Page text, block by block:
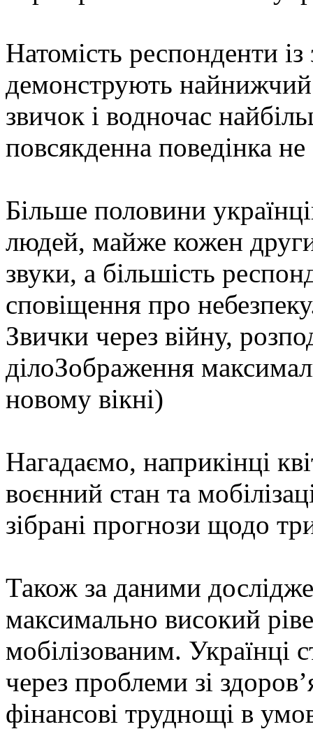
Натомість респонденти
демонструють найнижчий
звичок і водночас
повсякденна поведінка
Більше половини
людей, майже кожен
звуки, а більшість
сповіщення про
Звички через війну,
ділоЗображення
новому вікні)
Нагадаємо, наприкінці
воєнний стан та
зібрані прогнози щодо
Також за даними
максимально високий
мобілізованим. Українці
через проблеми зі
фінансові труднощі в